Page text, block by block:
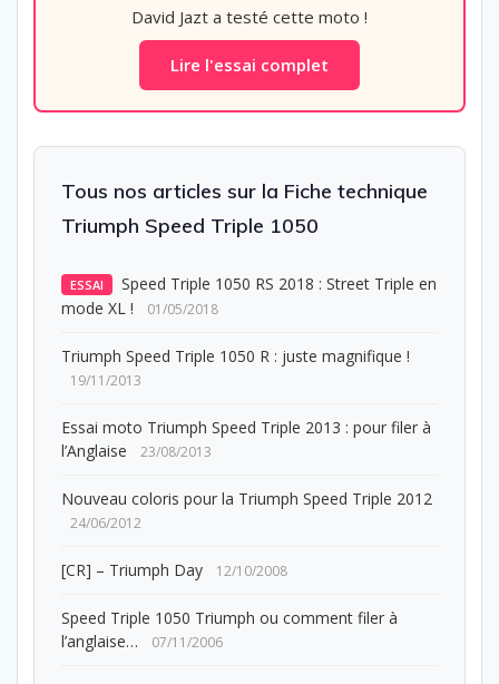
David Jazt a testé cette moto !
Lire l'essai complet
Tous nos articles sur la Fiche technique
Triumph Speed Triple 1050
ESSAI
Speed Triple 1050 RS 2018 : Street Triple en
mode XL !
01/05/2018
Triumph Speed Triple 1050 R : juste magnifique !
19/11/2013
Essai moto Triumph Speed Triple 2013 : pour filer à
l’Anglaise
23/08/2013
Nouveau coloris pour la Triumph Speed Triple 2012
24/06/2012
[CR] – Triumph Day 12/10/2008
Speed Triple 1050 Triumph ou comment filer à
l’anglaise…
07/11/2006